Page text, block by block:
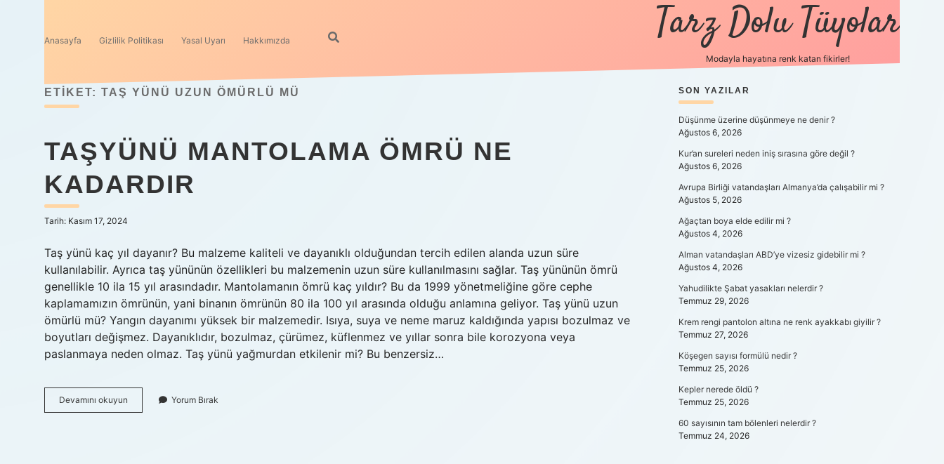
Anasayfa Gizlilik Politikası Yasal Uyarı Hakkımızda Tarz Dolu Tüyolar
Modayla hayatına renk katan fikirler!
ETIKET: TAŞ YÜNÜ UZUN ÖMÜRLÜ MÜ
TAŞYÜNÜ MANTOLAMA ÖMRÜ NE
KADARDIR
Tarih: Kasım 17, 2024
Taş yünü kaç yıl dayanır? Bu malzeme kaliteli ve dayanıklı olduğundan tercih edilen alanda uzun süre
kullanılabilir. Ayrıca taş yününün özellikleri bu malzemenin uzun süre kullanılmasını sağlar. Taş yününün ömrü
genellikle 10 ila 15 yıl arasındadır. Mantolamanın ömrü kaç yıldır? Bu da 1999 yönetmeliğine göre cephe
kaplamamızın ömrünün, yani binanın ömrünün 80 ila 100 yıl arasında olduğu anlamına geliyor. Taş yünü uzun
ömürlü mü? Yangın dayanımı yüksek bir malzemedir. Isıya, suya ve neme maruz kaldığında yapısı bozulmaz ve
boyutları değişmez. Dayanıklıdır, bozulmaz, çürümez, küflenmez ve yıllar sonra bile korozyona veya
paslanmaya neden olmaz. Taş yünü yağmurdan etkilenir mi? Bu benzersiz…
Devamını okuyun Taşyünü
Mantolama
Yorum Bırak
SIDEBAR
SON YAZILAR
Düşünme üzerine düşünmeye ne denir ?
Ağustos 6, 2026
Kur’an sureleri neden iniş sırasına göre değil ?
Ağustos 6, 2026
Avrupa Birliği vatandaşları Almanya’da çalışabilir mi ?
Ağustos 5, 2026
Ağaçtan boya elde edilir mi ?
Ağustos 4, 2026
Alman vatandaşları ABD’ye vizesiz gidebilir mi ?
Ağustos 4, 2026
Yahudilikte Şabat yasakları nelerdir ?
Temmuz 29, 2026
Krem rengi pantolon altına ne renk ayakkabı giyilir ?
Temmuz 27, 2026
Köşegen sayısı formülü nedir ?
Temmuz 25, 2026
Kepler nerede öldü ?
Temmuz 25, 2026
60 sayısının tam bölenleri nelerdir ?
Temmuz 24, 2026
hiltonbet güncel girişhttps://www.betexper.xyz/